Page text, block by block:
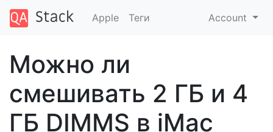
Apple Теги Account
Можно ли
смешивать 2 ГБ и 4
ГБ DIMMS в iMac